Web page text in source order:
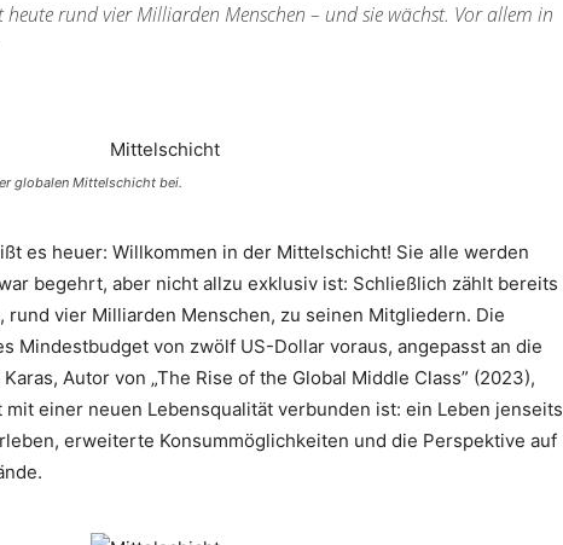
rund vier Milliarden Menschen – und sie wächst. Vor allem in
globalen Mittelschicht bei.
es heuer: Willkommen in der Mittelschicht! Sie alle werden
begehrt, aber nicht allzu exklusiv ist: Schließlich zählt bereits
rund vier Milliarden Menschen, zu seinen Mitgliedern. Die
Mindestbudget von zwölf US-Dollar voraus, angepasst an die
Autor von „The Rise of the Global Middle Class” (2023),
einer neuen Lebensqualität verbunden ist: ein Leben jenseits
erweiterte Konsummöglichkeiten und die Perspektive auf